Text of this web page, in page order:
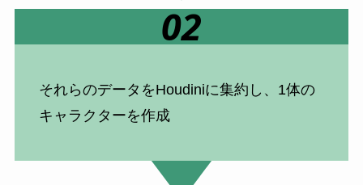
02
それらのデータをHoudiniに集約し、1体の
キャラクターを作成